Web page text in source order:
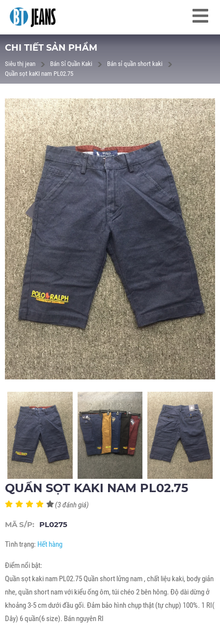
CHI TIẾT SẢN PHẨM
Siêu thị jean Bán Sỉ Quần Kaki
Bán sỉ quần short kaki
Quần sọt kaKI nam PL02.75
QUẦN SỌT KAKI NAM PL02.75
(3 đánh giá)
MÃ S/P: PL0275
Tình trạng: Hết hàng
Điểm nổi bật:
Quần sọt kaki nam PL02.75 Quần short lửng nam , chất liệu kaki, body giản
nhe, quần short nam với kiểu ống ôm, túi chéo 2 bên hông. Độ dài dừng ở
khoảng 3-5 cm dưới đầu gối. Đảm bảo hình chụp thật (tự chụp) 100%. 1 RI(
Dây) 6 quần(6 size). Bán nguyên RI